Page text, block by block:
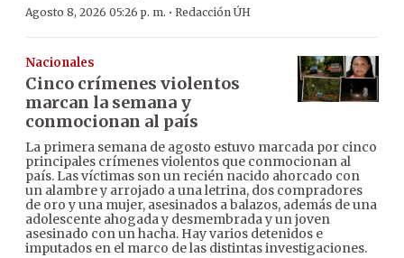
Agosto 8, 2026 05:26 p. m. · Redacción ÚH
Nacionales
Cinco crímenes violentos
marcan la semana y
conmocionan al país
La primera semana de agosto estuvo marcada por cinco
principales crímenes violentos que conmocionan al
país. Las víctimas son un recién nacido ahorcado con
un alambre y arrojado a una letrina, dos compradores
de oro y una mujer, asesinados a balazos, además de una
adolescente ahogada y desmembrada y un joven
asesinado con un hacha. Hay varios detenidos e
imputados en el marco de las distintas investigaciones.